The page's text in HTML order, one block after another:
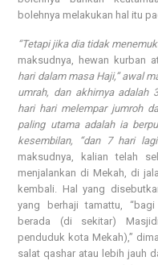
bolehnya melakukan hal itu
“Tetapi jika dia tidak
maksudnya, hewan kurban
hari dalam masa Haji,” awal
umrah, dan akhirnya adalah
hari hari melempar jumroh
paling utama adalah ia
kesembilan, “dan 7 hari
maksudnya, kalian telah
menjalankan di Mekah, di
kembali. Hal yang
yang berhaji tamattu,
berada (di sekitar)
penduduk kota Mekah),”
salat qashar atau lebih jauh